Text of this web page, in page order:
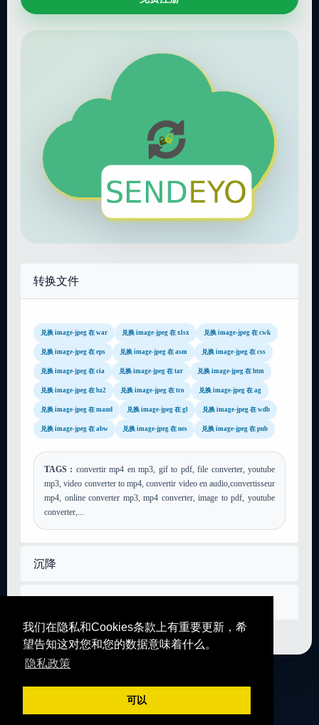
我们在隐私和Cookies条款上有重要更新，希
望告知这对您和您的数据意味着什么。
隐私政策
可以
转换文件
兑换 image-jpeg 在 war 兑换 image-jpeg 在 xlsx 兑换 image-jpeg 在 cwk
兑换 image-jpeg 在 eps 兑换 image-jpeg 在 asm 兑换 image-jpeg 在 css
兑换 image-jpeg 在 cia 兑换 image-jpeg 在 tar 兑换 image-jpeg 在 htm
兑换 image-jpeg 在 bz2 兑换 image-jpeg 在 tro 兑换 image-jpeg 在 ag
兑换 image-jpeg 在 maud 兑换 image-jpeg 在 gl 兑换 image-jpeg 在 wdb
兑换 image-jpeg 在 abw 兑换 image-jpeg 在 nes 兑换 image-jpeg 在 pub
TAGS : convertir mp4 en mp3, gif to pdf, file converter, youtube
mp3, video converter to mp4, convertir video en audio,convertisseur
mp4, online converter mp3, mp4 converter, image to pdf, youtube
converter,...
沉降
fr en es de ar
hi
© 2026 SENDEYO - All rights reserved